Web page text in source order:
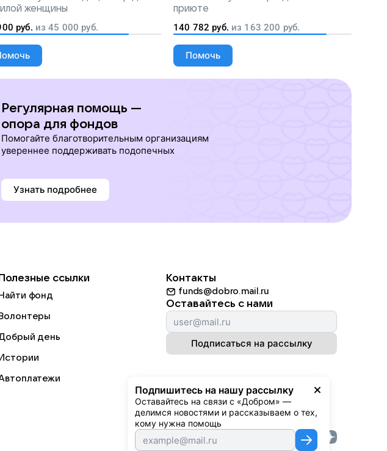
женщины
руб. из45 000 руб.
приюте
140 782 руб. из 163 200 руб.
Помочь
Регулярная помощь —
опора для фондов
Помогайте благотворительным организациям
увереннее поддерживать подопечных
Узнать подробнее
Подпишитесь на нашу рассылку
Оставайтесь на связи с «Добром» —
делимся новостями и рассказываем о тех,
кому нужна помощь
Полезные ссылки
Найти фонд
Волонтеры
день
Истории
Контакты
funds@dobro.mail.ru
Оставайтесь с нами
Подписаться на рассылку